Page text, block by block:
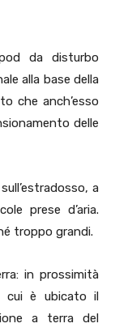
da disturbo
alla base della
che anch’esso
delle
a
prese d’aria.
troppo grandi.
in prossimità
cui è ubicato il
a terra del